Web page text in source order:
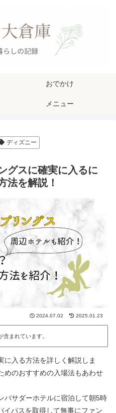
おでかけ
メニュー
ディズニー
グスに確実に入るに
法を解説！
2024.07.02 2025.01.23
含まれています。
に入る方法を詳しく解説しま
めのおすすめの入場法もあわせ
バサダーホテルに宿泊して朝5時
イパスを取得して無事にファン